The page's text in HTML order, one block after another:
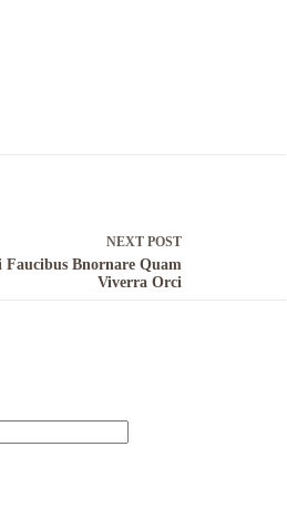
NEXT POST
Bnornare Quam
Viverra Orci